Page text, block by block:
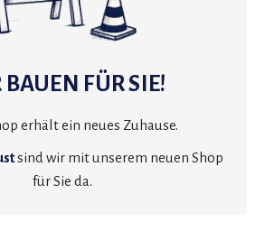
FÜR SIE!
erhält ein neues Zuhause.
sind wir mit unserem neuen Shop
für Sie da.